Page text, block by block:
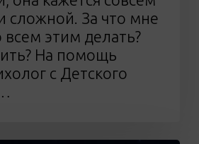
сложной. За что мне
всем этим делать?
На помощь
с Детского